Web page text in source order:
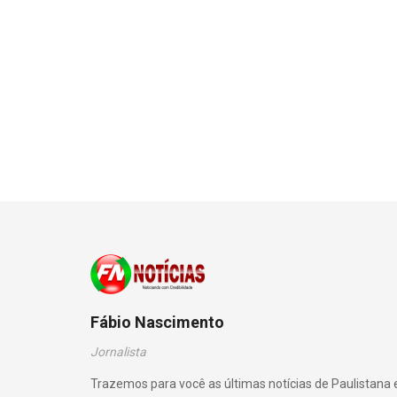
Fábio Nascimento
Jornalista
Trazemos para você as últimas notícias de Paulistana